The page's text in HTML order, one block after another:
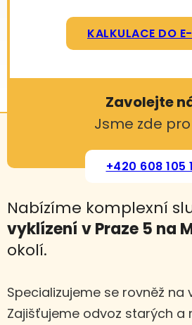
KALKULACE DO
Zavolejte
Jsme zde
+420 608 105
Nabízíme komplexní
vyklízení v Praze 5 na
okolí.
Specializujeme se rovněž na
Zajišťujeme odvoz starých a